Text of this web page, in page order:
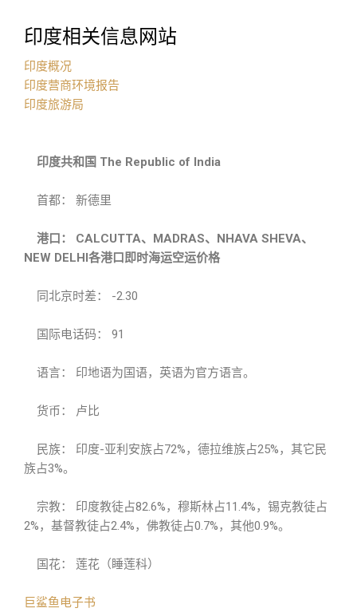
印度相关信息网站
印度概况
印度营商环境报告
印度旅游局
印度共和国 The Republic of India
首都： 新德里
港口： CALCUTTA、MADRAS、NHAVA SHEVA、
NEW DELHI各港口即时海运空运价格
同北京时差： -2.30
国际电话码： 91
语言： 印地语为国语，英语为官方语言。
货币： 卢比
民族： 印度-亚利安族占72%，德拉维族占25%，其它民
族占3%。
宗教： 印度教徒占82.6%，穆斯林占11.4%，锡克教徒占
2%，基督教徒占2.4%，佛教徒占0.7%，其他0.9%。
国花： 莲花（睡莲科）
巨鲨鱼电子书